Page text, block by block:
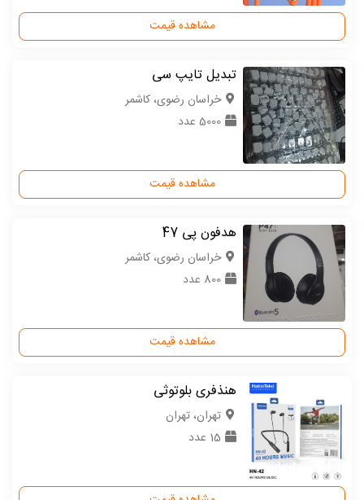
مشاهده قیمت
تبدیل تایپ سی
خراسان رضوی، کاشمر
5000 عدد
مشاهده قیمت
هدفون پی 47
خراسان رضوی، کاشمر
800 عدد
مشاهده قیمت
هنذفری بلوتوثی
تهران، تهران
15 عدد